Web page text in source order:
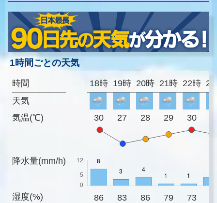
1時間ごとの天気
時間
天気
気温(℃)
降水量(mm/h)
湿度(%)
18時 19時 20時 21時 22時
30 27 28 29 30
86 83 86 79 73